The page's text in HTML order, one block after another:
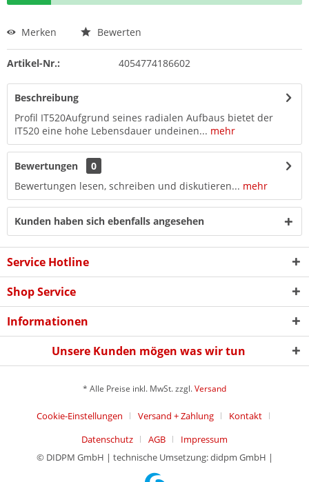
Merken Bewerten
Artikel-Nr.: 4054774186602
Beschreibung
Profil IT520Aufgrund seines radialen Aufbaus bietet der
IT520 eine hohe Lebensdauer undeinen... mehr
Bewertungen
0
Bewertungen lesen, schreiben und diskutieren... mehr
Kunden haben sich ebenfalls angesehen
Service Hotline
Shop Service
Informationen
Unsere Kunden mögen was wir tun
* Alle Preise inkl. MwSt. zzgl.Versand
Cookie-Einstellungen Versand + Zahlung
Kontakt
Datenschutz
AGB
Impressum
© DIDPM GmbH | technische Umsetzung: didpm GmbH |